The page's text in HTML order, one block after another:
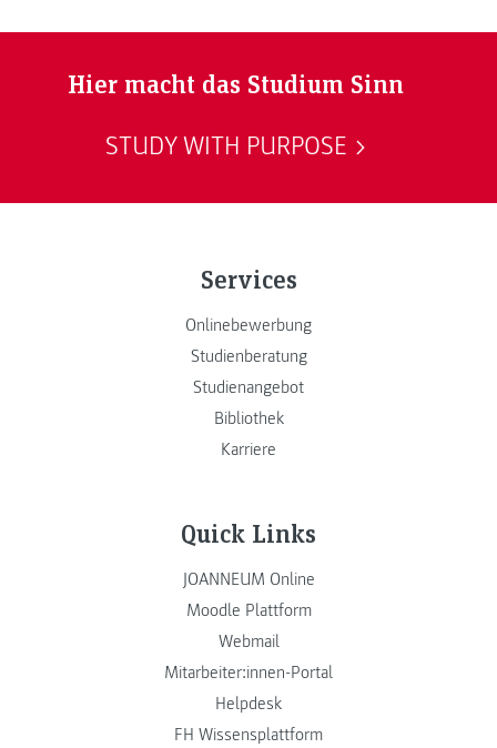
Hier macht das Studium Sinn
STUDY WITH PURPOSE
Services
Onlinebewerbung
Studienberatung
Studienangebot
Bibliothek
Karriere
Quick Links
JOANNEUM Online
Moodle Plattform
Webmail
Mitarbeiter:innen-Portal
Helpdesk
FH Wissensplattform